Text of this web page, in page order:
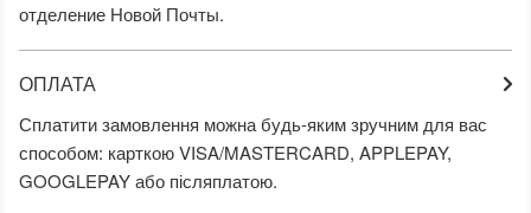
отделение Новой Почты.
ОПЛАТА
Сплатити замовлення можна будь-яким зручним для вас
способом: карткою VISA/MASTERCARD, APPLEPAY,
GOOGLEPAY або післяплатою.